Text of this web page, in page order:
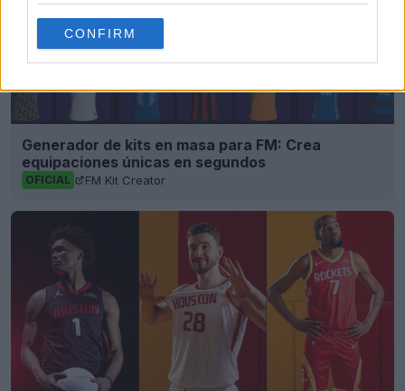
CONFIRM
Generador de kits en masa para FM: Crea
equipaciones únicas en segundos
OFICIAL FM Kit Creator